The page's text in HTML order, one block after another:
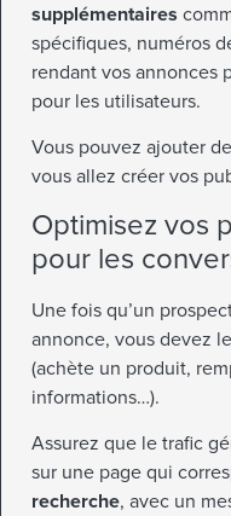
supplémentaires
spécifiques, numéros
rendant vos annonces
pour les utilisateurs.
Vous pouvez ajouter
vous allez créer vos
Optimisez vos
pour les
Une fois qu’un
annonce, vous devez
(achète un produit,
informations…).
Assurez que le trafic
sur une page qui
recherche, avec un